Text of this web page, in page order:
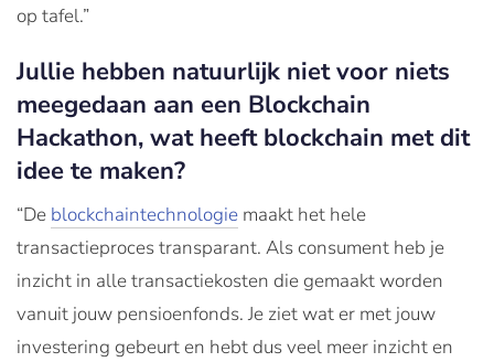
op tafel.”
Jullie hebben natuurlijk niet voor niets
meegedaan aan een Blockchain
Hackathon, wat heeft blockchain met dit
idee te maken?
“De blockchaintechnologie maakt het hele
transactieproces transparant. Als consument heb je
inzicht in alle transactiekosten die gemaakt worden
vanuit jouw pensioenfonds. Je ziet wat er met jouw
investering gebeurt en hebt dus veel meer inzicht en